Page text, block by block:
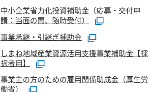
中小企業省力化投資補助金（応募・交付申
請：当面の間、随時受付）
事業承継・引継ぎ補助金
しまね地域産業資源活用支援事業補助金【採
択者用】
事業主の方のための雇用関係助成金（厚生労
働省）